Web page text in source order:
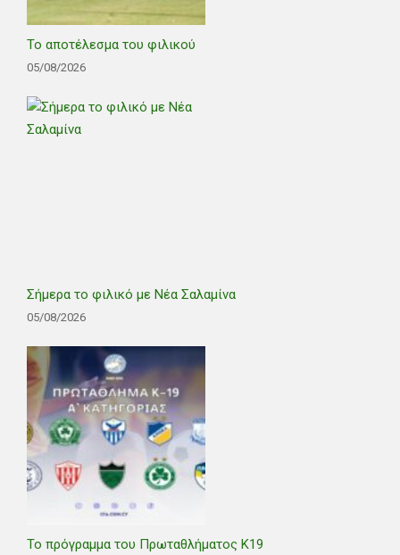
Το αποτέλεσμα του φιλικού
05/08/2026
Σήμερα το φιλικό με Νέα Σαλαμίνα
05/08/2026
Το πρόγραμμα του Πρωταθλήματος Κ19